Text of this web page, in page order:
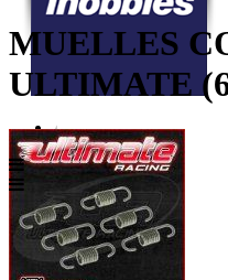
Menú contenidos
MENÚ
MUELLES
ULTIMATE